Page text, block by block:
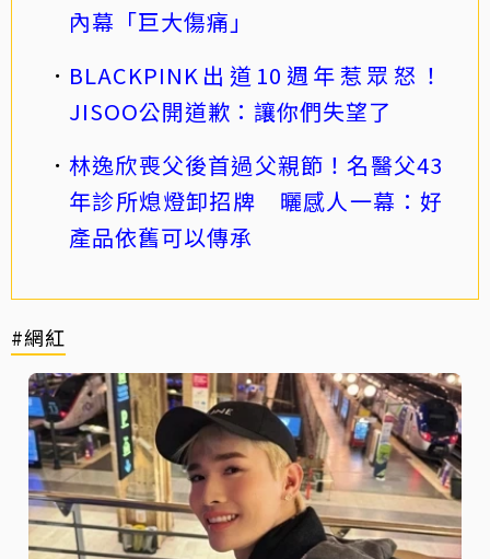
內幕「巨大傷痛」
BLACKPINK出道10週年惹眾怒！
JISOO公開道歉：讓你們失望了
林逸欣喪父後首過父親節！名醫父43
年診所熄燈卸招牌 曬感人一幕：好
產品依舊可以傳承
#網紅